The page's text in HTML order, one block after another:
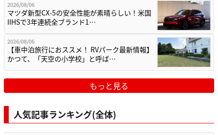
2026/08/06
マツダ新型CX-5の安全性能が素晴らしい！米国
IIHSで3年連続全ブランド1…
2026/08/06
【車中泊旅行におススメ！ RVパーク最新情報】
かつて、「天空の小学校」と呼ば…
もっと見る
人気記事ランキング(全体)